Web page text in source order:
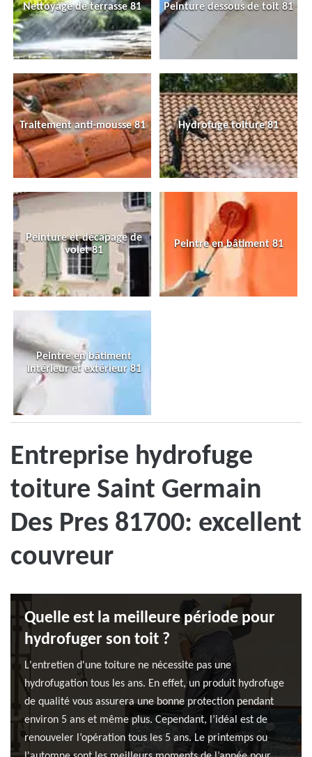
Nettoyage de terrasse 81 Peinture dessous de toit 81
Traitement anti-mousse 81 Hydrofuge toiture 81
Peinture et décapage de
volet 81
Peintre en bâtiment 81
Peintre en bâtiment
intérieur et extérieur 81
Entreprise hydrofuge
toiture Saint Germain
Des Pres 81700: excellent
couvreur
Quelle est la meilleure période pour
hydrofuger son toit ?
L'entretien d'une toiture ne nécessite pas une
hydrofugation tous les ans. En effet, un produit hydrofuge
de qualité vous assurera une bonne protection pendant
environ 5 ans et même plus. Cependant, l’idéal est de
renouveler l’opération tous les 5 ans. Le printemps ou